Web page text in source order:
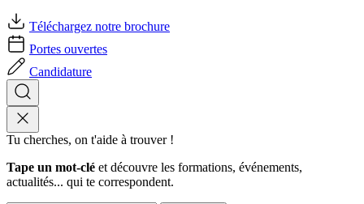
Téléchargez notre brochure
Portes ouvertes
Candidature
Tu cherches, on t'aide à trouver !
Tape un mot-clé et découvre les formations, événements,
actualités... qui te correspondent.